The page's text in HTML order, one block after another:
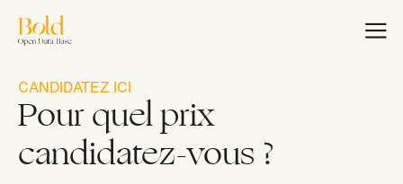
contenu
Accueil
Bold Woman Award
CANDIDATEZ ICI
Pour quel prix
candidatez-vous ?